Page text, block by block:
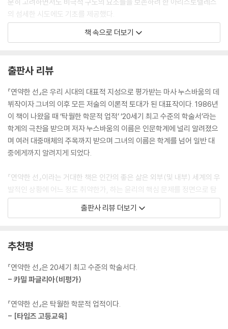
의 섬세한 시도에도 기초를 제공했다.
우리가 공적 삶에서 공정하게 행위를 잘 하든 아니든, 우리가 다른 사람을
애초부터 공정할 수 있다면, 운의 역할 관련 문제를 굳이 제기하지 않고도
우리가 덕스럽게 행위 할 수 있을 때 혹은 행위 할 수 없을 때, 운이 중요한
윤리적 역할을 한다는 것, 그리고 윤리적으로 완전한 삶을 살도록 한다는
것을 알 수 있다. 시인에게는, 적어도 몇몇 철학자에게도 그렇듯이, 오랜 질
병으로 일을 못하게 된 사람, 감옥에 갇혀 고문을 당한 사람, 혹은 적에게
능욕 당한 후 노예가 된 여인 등은 적어도 인간적 번영을 말할 때 윤리적으
로 중요한 요소일 수 없다는 생각을 부정하기는 매우 어려울 것 같다.
운에의 노출이 아리스토텔레스 이후 희랍 철학의 주요 주제였음은 의심할
여지가 없다. 헬레니즘 윤리학에서 그런 면이 더 체계적이고 면밀하게 천
착되었음에도 여전히 그렇다. 그러나 비극시인들이 몰두한 주제, 즉 인간
이 영위하는 삶을 형성할 때 운의 역할이라는 주제를 플라톤과 아리스토텔
레스가 어느 정도까지 숙고했는지는 그다지 잘 알려지지 않았는데, 실제로
다. 이 연결고리들과 그 고리의 중심에 있는 주제들을 회복하려는 것, 그것
『연약한 선』이 출간되었을 때만 해도 현대 도덕 철학에서의 연약성과 운에
요함에도 그러했다. 그래서 나는 희랍에서의 논쟁을 되살리면 현대 윤리학
에 기여하는 바가 있을 것이라 생각했다. 지금 우리가 전반적인 선을 목적
책 속으로 더보기
출판사 리뷰
『연약한 선』은 우리 시대의 대표적 지성으로 평가받는 마사 누스바움의 데
뷔작이자 그녀의 이후 모든 저술의 이론적 토대가 된 대표작이다. 1986년
이 책이 나왔을 때 ‘탁월한 학문적 업적’ ‘20세기 최고 수준의 학술서’라는
학계의 극찬을 받으며 저자 누스바움의 이름은 인문학계에 널리 알려졌으
며 여러 대중매체의 주목까지 받으며 그녀의 이름은 학계를 넘어 일반 대
중에게까지 알려지게 되었다.
『연약한 선』이라는 거대한 책은 인간의 좋은 삶은 외부(및 내부) 세계의 우
발적인 상황에 어느 정도 취약한가, 하는 윤리의 핵심 문제를 정면으로 탐
구한다. 인간의 삶에서 운이 행복에서 차지하는 중요성에 비해 그에 대한
논의는 칸트 윤리학 이래 놀라울 정도로 빈약했는데 누스바움은 그런 흐름
고전학자로서의 학문적 엄격함을 잃지 않으면서도 일반 독자들이 이 중요
한 문제에 접근할 수 있는 방법적 모델을 이 책에서 보여주고 있다.
논, 안티고네, 헤카베의 이야기를 주의 깊게 읽음으로써 그녀는 비극적인
세계의 비전이 철학적 의미가 풍부한 일관성 있는 것임을 조심스럽게 보여
출판사 리뷰 더보기
추천평
『연약한 선』은 20세기 최고 수준의 학술서다.
- 카밀 파글리아(비평가)
『연약한 선』은 탁월한 학문적 업적이다.
- [타임즈 고등교육]